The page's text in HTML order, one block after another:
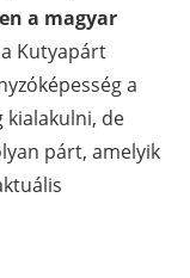
a magyar
Kutyapárt
a
de
párt, amelyik